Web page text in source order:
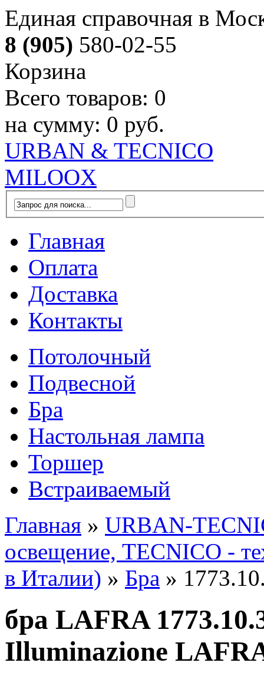
Единая справочная в
8 (905) 580-02-55
Корзина
Всего товаров: 0
на сумму: 0 руб.
URBAN & TECNICO
MILOOX
Главная
Оплата
Доставка
Контакты
Потолочный
Подвесной
Бра
Настольная лампа
Торшер
Встраиваемый
Главная » URBAN-
освещение, TECNICO -
в Италии) » Бра »
бра LAFRA
Illuminazione